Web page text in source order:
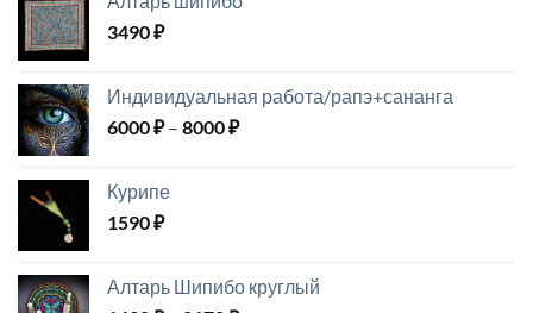
3490₽
Индивидуальная работа/рапэ+сананга
6000₽ – 8000₽Диапазон
Курипе
1590₽
Алтарь Шипибо круглый